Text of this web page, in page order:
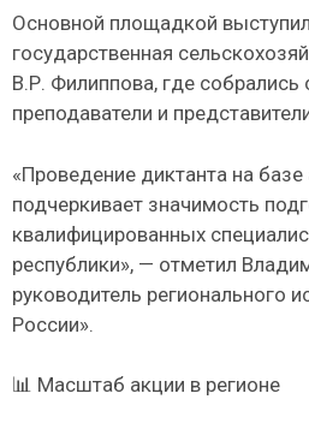
Основной площадкой
государственная
В.Р. Филиппова, где собрались
преподаватели и
«Проведение диктанта на
подчеркивает значимость
квалифицированных
республики», — отметил
руководитель регионального
России».
📊 Масштаб акции в регионе